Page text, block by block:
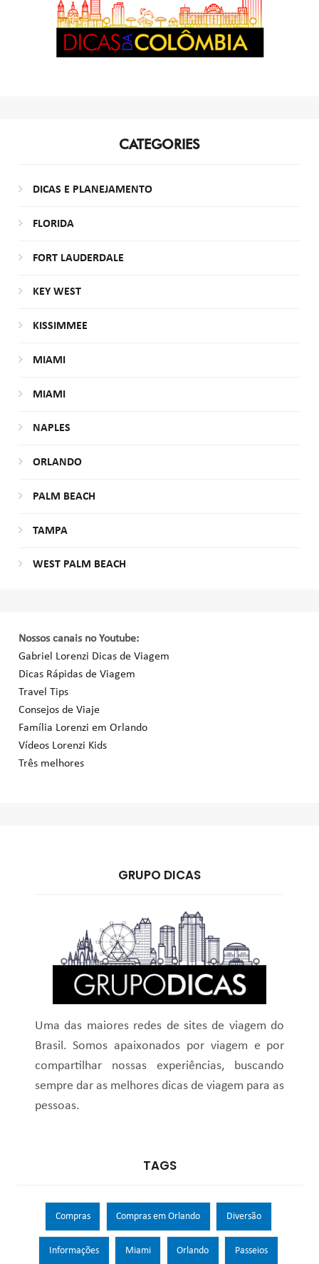
CATEGORIES
DICAS E PLANEJAMENTO
FLORIDA
FORT LAUDERDALE
KEY WEST
KISSIMMEE
MIAMI
MIAMI
NAPLES
ORLANDO
PALM BEACH
TAMPA
WEST PALM BEACH
Nossos canais no Youtube:
Gabriel Lorenzi Dicas de Viagem
Dicas Rápidas de Viagem
Travel Tips
Consejos de Viaje
Família Lorenzi em Orlando
Vídeos Lorenzi Kids
Três melhores
GRUPO DICAS
Uma das maiores redes de sites de viagem do
Brasil. Somos apaixonados por viagem e por
compartilhar nossas experiências, buscando
sempre dar as melhores dicas de viagem para as
pessoas.
TAGS
Compras Compras em Orlando Diversão
Informações Miami Orlando Passeios